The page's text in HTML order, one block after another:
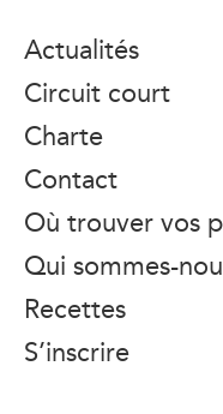
Actualités
Circuit court
Charte
Contact
Où trouver vos
Qui sommes-
Recettes
S’inscrire